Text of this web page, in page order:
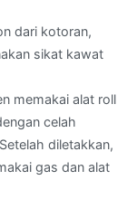
dari kotoran,
sikat kawat
memakai alat roll
celah
diletakkan,
gas dan alat